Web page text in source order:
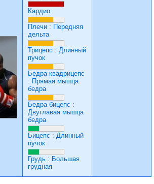
Кардио
Плечи : Передняя
дельта
Трицепс : Длинный
пучок
Бедра квадрицепс
: Прямая мышца
бедра
Бедра бицепс :
Двуглавая мышца
бедра
Бицепс : Длинный
пучок
Грудь : Большая
грудная